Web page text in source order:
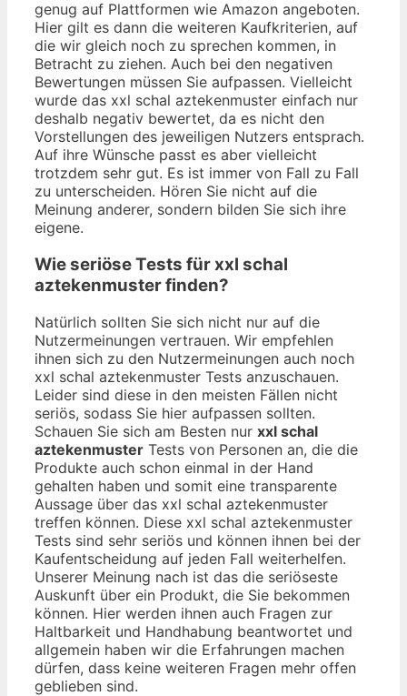
genug auf Plattformen wie Amazon angeboten.
Hier gilt es dann die weiteren Kaufkriterien, auf
die wir gleich noch zu sprechen kommen, in
Betracht zu ziehen. Auch bei den negativen
Bewertungen müssen Sie aufpassen. Vielleicht
wurde das xxl schal aztekenmuster einfach nur
deshalb negativ bewertet, da es nicht den
Vorstellungen des jeweiligen Nutzers entsprach.
Auf ihre Wünsche passt es aber vielleicht
trotzdem sehr gut. Es ist immer von Fall zu Fall
zu unterscheiden. Hören Sie nicht auf die
Meinung anderer, sondern bilden Sie sich ihre
eigene.
Wie seriöse Tests für xxl schal
aztekenmuster finden?
Natürlich sollten Sie sich nicht nur auf die
Nutzermeinungen vertrauen. Wir empfehlen
ihnen sich zu den Nutzermeinungen auch noch
xxl schal aztekenmuster Tests anzuschauen.
Leider sind diese in den meisten Fällen nicht
seriös, sodass Sie hier aufpassen sollten.
Schauen Sie sich am Besten nur xxl schal
aztekenmuster Tests von Personen an, die die
Produkte auch schon einmal in der Hand
gehalten haben und somit eine transparente
Aussage über das xxl schal aztekenmuster
treffen können. Diese xxl schal aztekenmuster
Tests sind sehr seriös und können ihnen bei der
Kaufentscheidung auf jeden Fall weiterhelfen.
Unserer Meinung nach ist das die seriöseste
Auskunft über ein Produkt, die Sie bekommen
können. Hier werden ihnen auch Fragen zur
Haltbarkeit und Handhabung beantwortet und
allgemein haben wir die Erfahrungen machen
dürfen, dass keine weiteren Fragen mehr offen
geblieben sind.